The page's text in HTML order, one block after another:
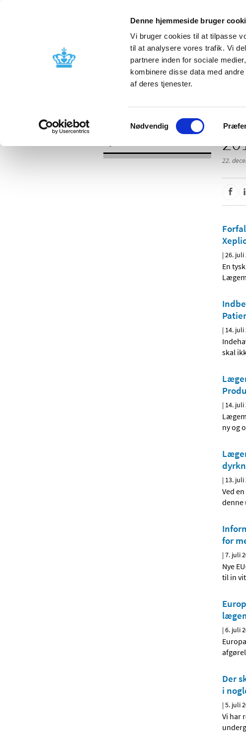
Denne hjemmeside bruger
Vi bruger cookies til at tilpasse
til at analysere vores trafik. Vi
partnere inden for sociale
kombinere disse data med
af deres tjenester.
Samtykkevalg
Nødvendig
Godkendelse og
Bivirkninger og
produktinformation
22.
|26. juli
En
| 14. juli
skal
| 14. juli
ny og
| 13. juli
Ved
denne
for
|7. juli
Nye
til in
|6. juli
Der
i
|5. juli
Vi har